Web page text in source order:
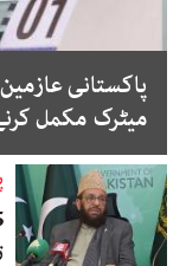
پاکستانی
میٹرک مکمل